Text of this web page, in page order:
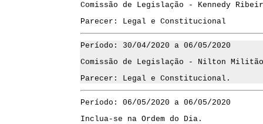
Comissão de Legislação - Kennedy
Parecer: Legal e Constitucional
Período: 30/04/2020 a 06/05/2020
Comissão de Legislação - Nilton Militão
Parecer: Legal e Constitucional.
Período: 06/05/2020 a 06/05/2020
Inclua-se na Ordem do Dia.